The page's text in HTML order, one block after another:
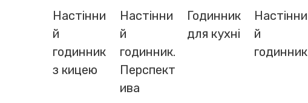
Настінни
й
годинник
з кицею
Настінни
й
годинник.
Перспект
ива
Годинник
для кухні
Настінни
й
годинник